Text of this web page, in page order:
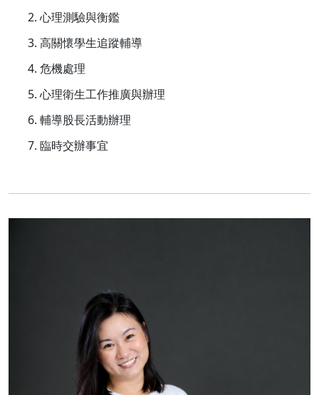
心理測驗與衡鑑
高關懷學生追蹤輔導
危機處理
心理衛生工作推廣與辦理
輔導股長活動辦理
臨時交辦事宜